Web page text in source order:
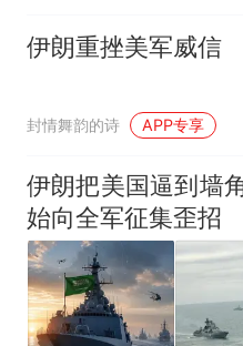
伊朗重挫美军威信
封情舞韵的诗 APP专享
伊朗把美国逼到墙
始向全军征集歪招